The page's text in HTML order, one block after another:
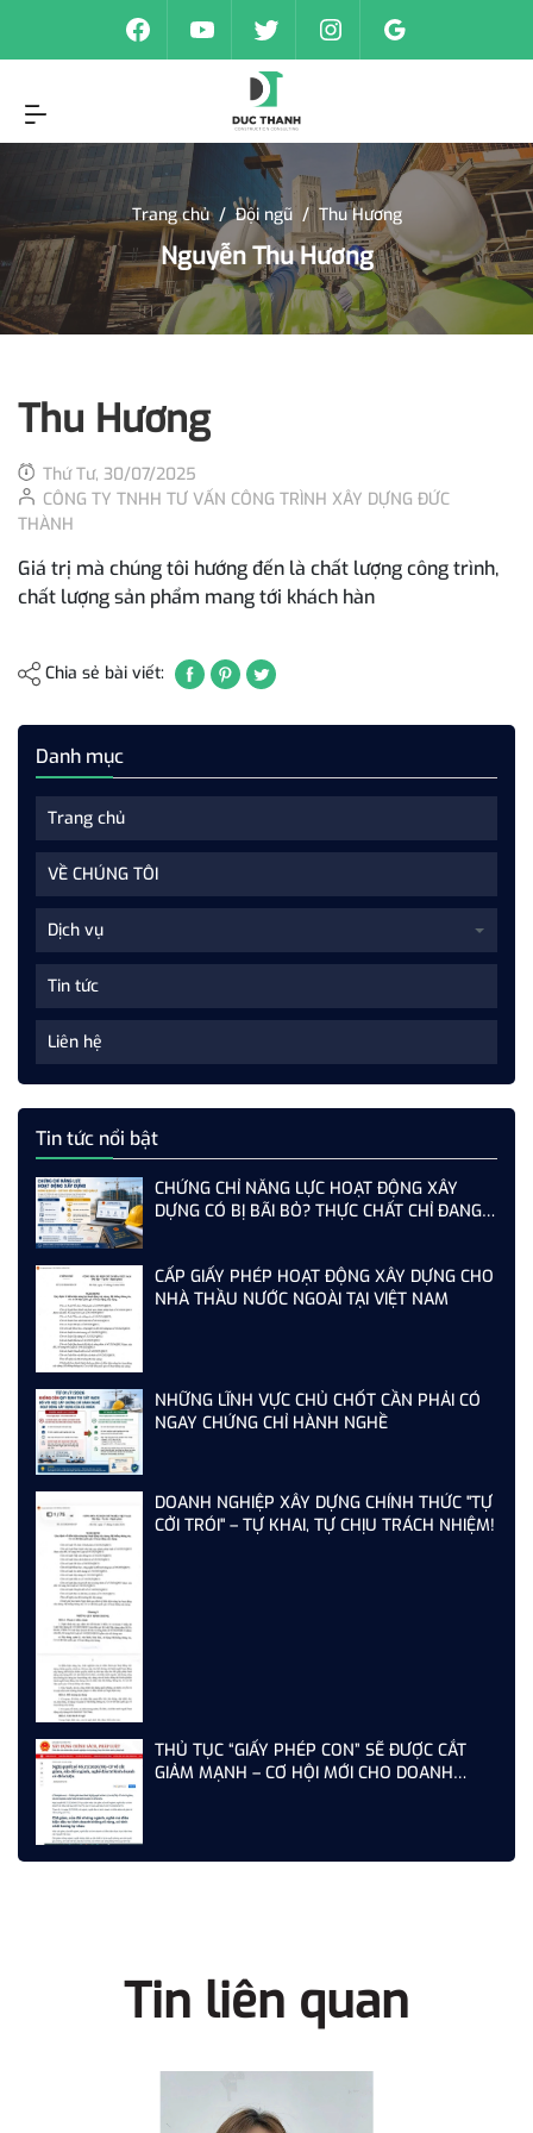
Trang chủ / Đội ngũ / Thu Hương
Nguyễn Thu Hương
Thu Hương
Thứ Tư, 30/07/2025
CÔNG TY TNHH TƯ VẤN CÔNG TRÌNH XÂY DỰNG ĐỨC
THÀNH
Giá trị mà chúng tôi hướng đến là chất lượng công trình,
chất lượng sản phẩm mang tới khách hàn
Chia sẻ bài viết:
Danh mục
Trang chủ
VỀ CHÚNG TÔI
Dịch vụ
Tin tức
Liên hệ
Tin tức nổi bật
CHỨNG CHỈ NĂNG LỰC HOẠT ĐỘNG XÂY
DỰNG CÓ BỊ BÃI BỎ? THỰC CHẤT CHỈ ĐANG
CẤP GIẤY PHÉP HOẠT ĐỘNG XÂY DỰNG CHO
NHÀ THẦU NƯỚC NGOÀI TẠI VIỆT NAM
NHỮNG LĨNH VỰC CHỦ CHỐT CẦN PHẢI CÓ
NGAY CHỨNG CHỈ HÀNH NGHỀ
DOANH NGHIỆP XÂY DỰNG CHÍNH THỨC "TỰ
CỞI TRÓI" – TỰ KHAI, TỰ CHỊU TRÁCH NHIỆM!
THỦ TỤC “GIẤY PHÉP CON” SẼ ĐƯỢC CẮT
GIẢM MẠNH – CƠ HỘI MỚI CHO DOANH
Tin liên quan